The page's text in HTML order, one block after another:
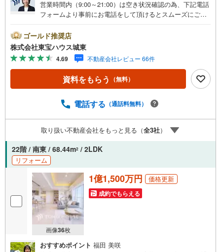
営業時間内（9:00～21:00）は空き状況確認の為、下記電話
フォームより事前にお電話をして頂けるとスムーズにご案
カレンダーの作成▽ご購入後もお客様の人生のパートナー
として暮らしの「安心」を守り続けます。【Yahoo！ 不動
産キャンペーン対象店舗】当店で物件を成約するとPayPay
ボーナスライトがもらえる「Yahoo！ 不動産 物件ご成約キ
ャンペーン」の対象になります。「資料をもらう」「見学
予約をする」ボタンからお問い合わせください。※必ずYah
スライトは出金と譲渡はできません。ご案内・詳細な資料
（諸費用もOK）お気軽にお問い合わせください。
ゴールド推奨店
株式会社東宝ハウス城東
4.69 不動産会社レビュー 66件
資料をもらう （無料）
電話する （通話料無料）
取り扱い不動産会社をもっと見る（全3社）
22階 / 南東 / 68.44m2 / 2LDK
リフォーム
画像36枚
1億1,500万円 価格更新
成約でもらえる
おすすめポイント 福田 美咲